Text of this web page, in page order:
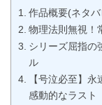
作品概要(ネタ
物理法則無視！
シリーズ屈指の
ル
【号泣必至】
感動的なラスト